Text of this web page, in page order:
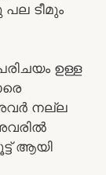
ടീമും
ഉള്ള
നല്ല
ആയി